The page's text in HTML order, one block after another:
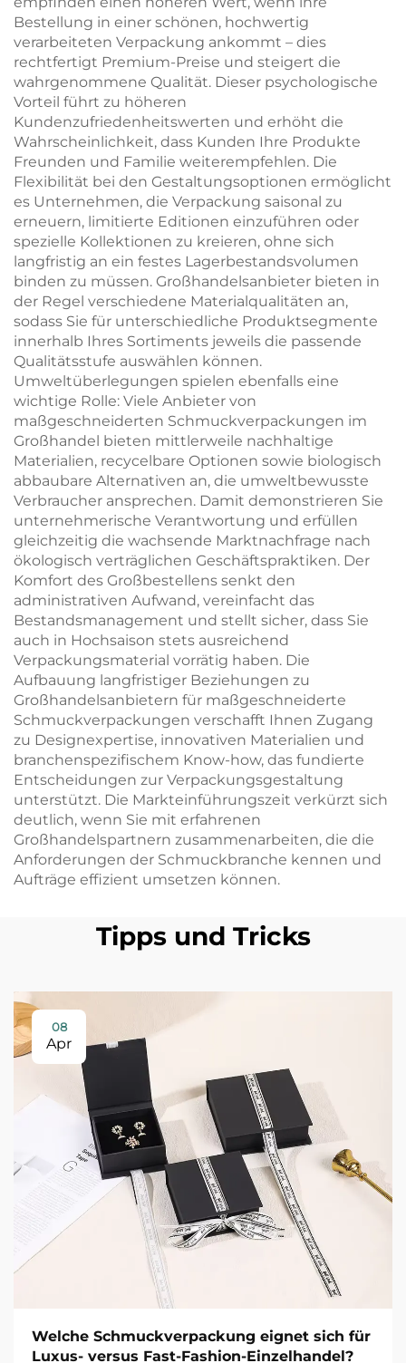
Bestellung in einer schönen, hochwertig
verarbeiteten Verpackung ankommt – dies
rechtfertigt Premium-Preise und steigert die
wahrgenommene Qualität. Dieser psychologische
Vorteil führt zu höheren
Kundenzufriedenheitswerten und erhöht die
Wahrscheinlichkeit, dass Kunden Ihre Produkte
Freunden und Familie weiterempfehlen. Die
Flexibilität bei den Gestaltungsoptionen ermöglicht
es Unternehmen, die Verpackung saisonal zu
erneuern, limitierte Editionen einzuführen oder
spezielle Kollektionen zu kreieren, ohne sich
langfristig an ein festes Lagerbestandsvolumen
binden zu müssen. Großhandelsanbieter bieten in
der Regel verschiedene Materialqualitäten an,
sodass Sie für unterschiedliche Produktsegmente
innerhalb Ihres Sortiments jeweils die passende
Qualitätsstufe auswählen können.
Umweltüberlegungen spielen ebenfalls eine
wichtige Rolle: Viele Anbieter von
maßgeschneiderten Schmuckverpackungen im
Großhandel bieten mittlerweile nachhaltige
Materialien, recycelbare Optionen sowie biologisch
abbaubare Alternativen an, die umweltbewusste
Verbraucher ansprechen. Damit demonstrieren Sie
unternehmerische Verantwortung und erfüllen
gleichzeitig die wachsende Marktnachfrage nach
ökologisch verträglichen Geschäftspraktiken. Der
Komfort des Großbestellens senkt den
administrativen Aufwand, vereinfacht das
Bestandsmanagement und stellt sicher, dass Sie
auch in Hochsaison stets ausreichend
Verpackungsmaterial vorrätig haben. Die
Aufbauung langfristiger Beziehungen zu
Großhandelsanbietern für maßgeschneiderte
Schmuckverpackungen verschafft Ihnen Zugang
zu Designexpertise, innovativen Materialien und
branchenspezifischem Know-how, das fundierte
Entscheidungen zur Verpackungsgestaltung
unterstützt. Die Markteinführungszeit verkürzt sich
deutlich, wenn Sie mit erfahrenen
Großhandelspartnern zusammenarbeiten, die die
Anforderungen der Schmuckbranche kennen und
Aufträge effizient umsetzen können.
Tipps und Tricks
08
Apr
Welche Schmuckverpackung eignet sich für
Luxus- versus Fast-Fashion-Einzelhandel?